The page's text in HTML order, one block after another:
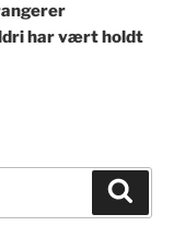
har vært holdt